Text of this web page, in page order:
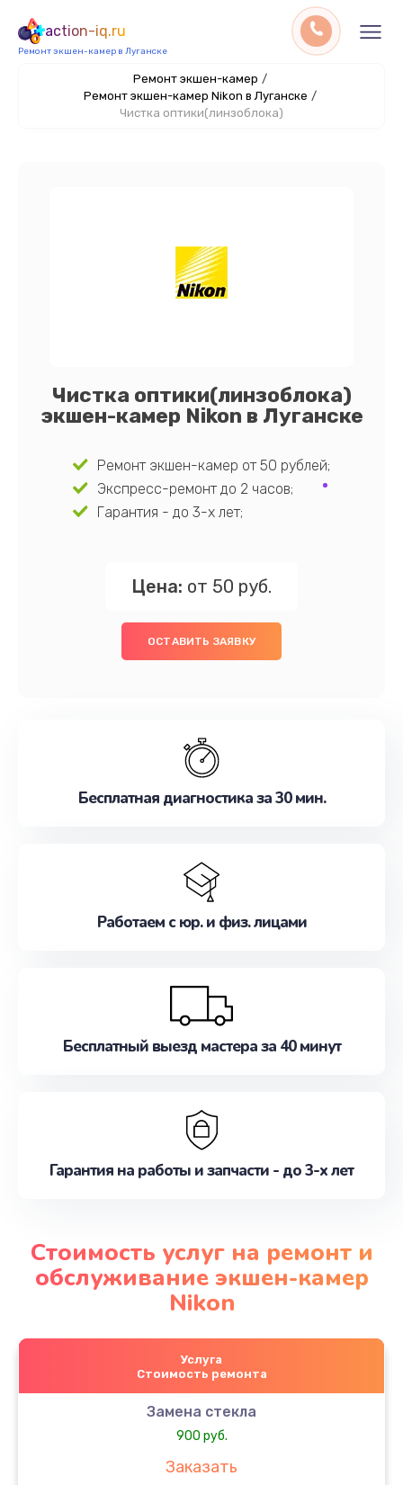
action-iq.ru
Ремонт экшен-камер в Луганске
Ремонт экшен-камер /
Ремонт экшен-камер Nikon в Луганске /
Чистка оптики(линзоблока)
Чистка оптики(линзоблока)
экшен-камер Nikon в Луганске
Ремонт экшен-камер от 50 рублей;
Экспресс-ремонт до 2 часов;
Гарантия - до 3-х лет;
Цена: от 50 руб.
ОСТАВИТЬ ЗАЯВКУ
Бесплатная диагностика за 30 мин.
Работаем с юр. и физ. лицами
Бесплатный выезд мастера за 40 минут
Гарантия на работы и запчасти - до 3-х лет
Стоимость услуг на ремонт и
обслуживание экшен-камер
Nikon
Услуга
Стоимость ремонта
Замена стекла
900 руб.
Заказать